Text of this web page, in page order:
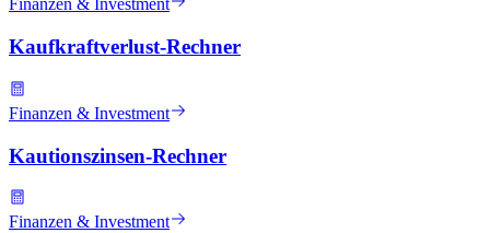
Finanzen & Investment
Kaufkraftverlust-Rechner
Finanzen & Investment
Kautionszinsen-Rechner
Finanzen & Investment